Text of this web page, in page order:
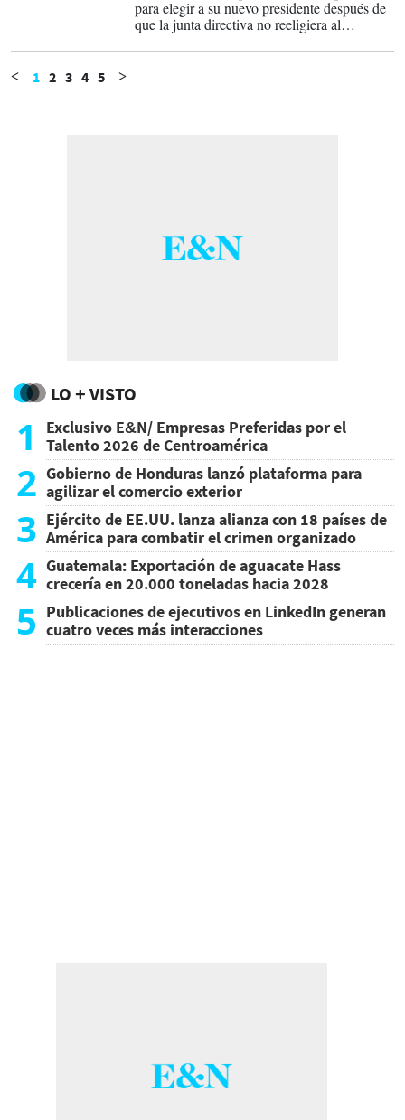
para elegir a su nuevo presidente después de
que la junta directiva no reeligiera al
< 1 2 3 4 5 >
LO + VISTO
1
Exclusivo E&N/ Empresas Preferidas por el
Talento 2026 de Centroamérica
2 Gobierno de Honduras lanzó plataforma para
agilizar el comercio exterior
3 Ejército de EE.UU. lanza alianza con 18 países de
América para combatir el crimen organizado
4 Guatemala: Exportación de aguacate Hass
crecería en 20.000 toneladas hacia 2028
5 Publicaciones de ejecutivos en LinkedIn generan
cuatro veces más interacciones